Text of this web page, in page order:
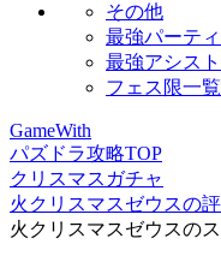
その他
最強パーティ
最強アシスト
フェス限一覧
GameWith
パズドラ攻略TOP
クリスマスガチャ
火クリスマスゼウスの
火クリスマスゼウスの